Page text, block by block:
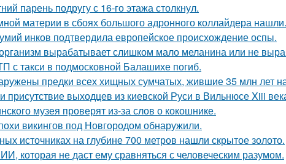
парень подругу с 16-го этажа столкнул.
материи в сбоях большого адронного коллайдера нашли.
инков подтвердила европейское происхождение оспы.
вырабатывает слишком мало меланина или не
с такси в подмосковной Балашихе погиб.
предки всех хищных сумчатых, жившие 35 млн лет
присутствие выходцев из киевской Руси в Вильнюсе Xiii
музея проверят из-за слов о кокошнике.
викингов под Новгородом обнаружили.
источниках на глубине 700 метров нашли скрытое золото.
которая не даст ему сравняться с человеческим разумом.